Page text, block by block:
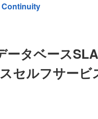
Continuity
ータベース
セルフサービ